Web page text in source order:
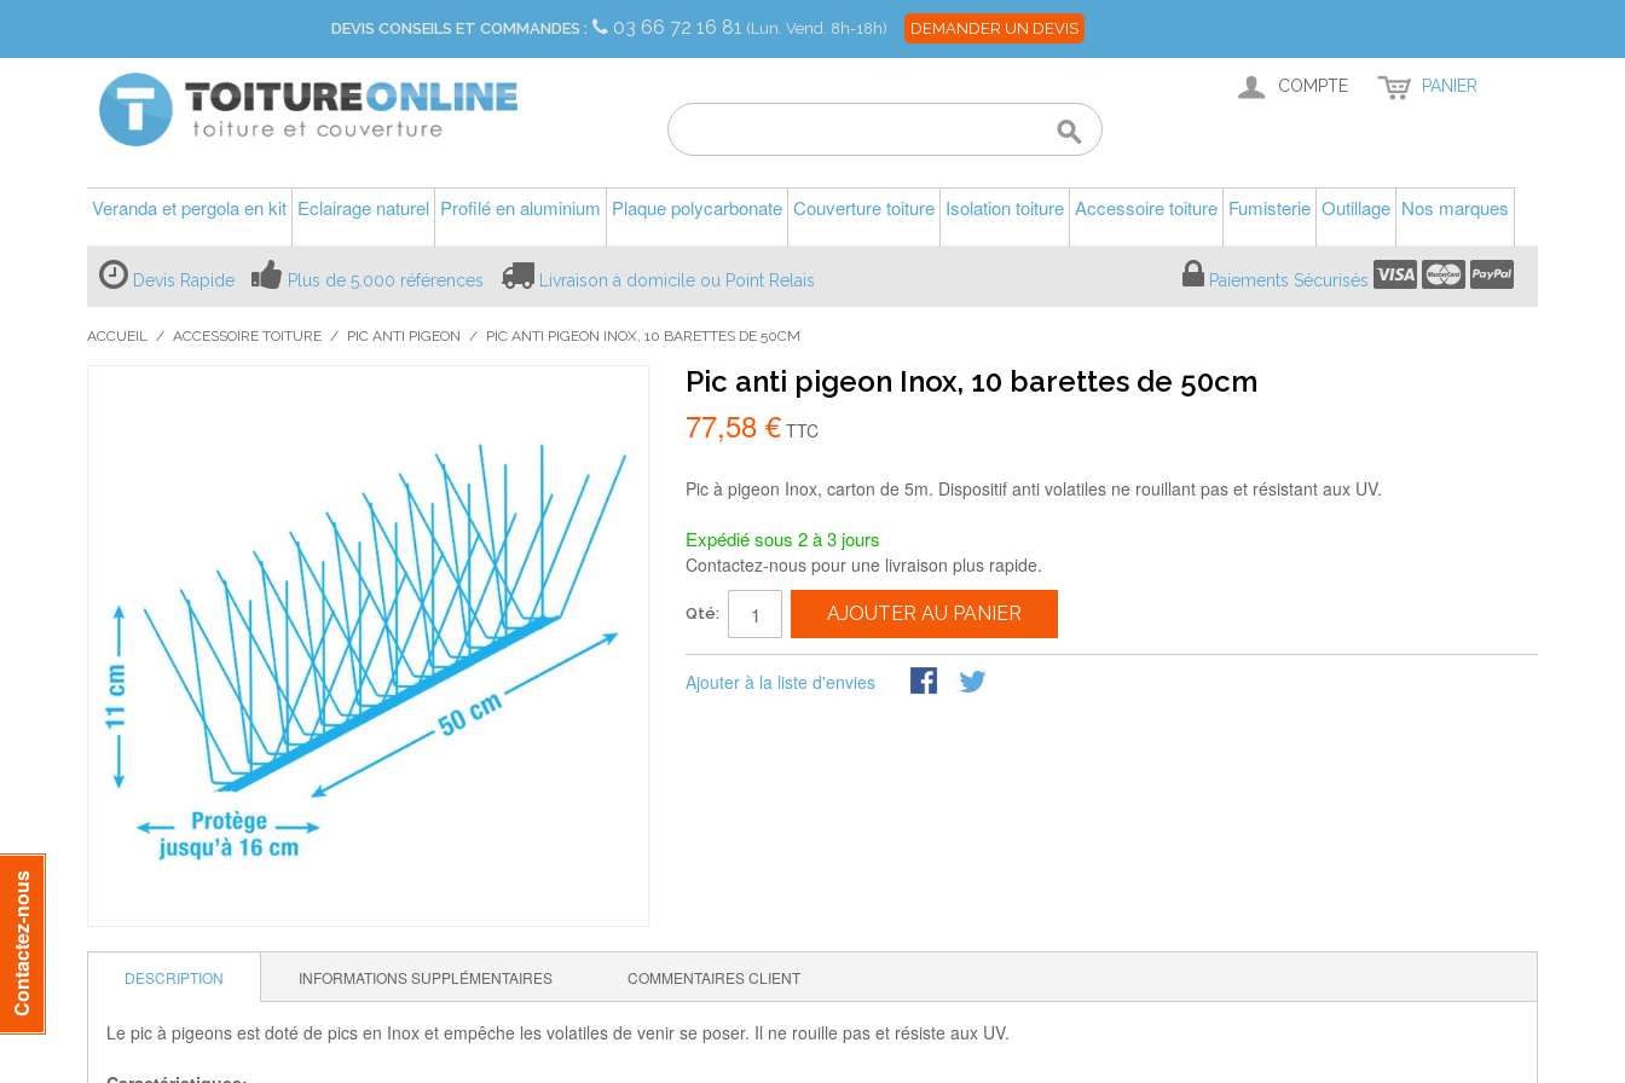
DEVIS CONSEILS ET COMMANDES : 03 66 72 16 81 (Lun. Vend. 8h-18h) DEMANDER UN DEVIS
COMPTE PANIER
Veranda et pergola en kit Eclairage naturel Profilé en aluminium Plaque polycarbonate Couverture toiture Isolation toiture Accessoire toiture Fumisterie Outillage Nos marques
Devis Rapide Plus de 5.000 références Livraison à domicile ou Point Relais Paiements Sécurisés
ACCUEIL / ACCESSOIRE TOITURE / PIC ANTI PIGEON / PIC ANTI PIGEON INOX, 10 BARETTES DE 50CM
Pic anti pigeon Inox, 10 barettes de 50cm
77,58 € TTC
Pic à pigeon Inox, carton de 5m. Dispositif anti volatiles ne rouillant pas et résistant aux UV.
Expédié sous 2 à 3 jours
Contactez-nous pour une livraison plus rapide.
Qté: AJOUTER AU PANIER
Ajouter à la liste d'envies
DESCRIPTION INFORMATIONS SUPPLÉMENTAIRES COMMENTAIRES CLIENT
Le pic à pigeons est doté de pics en Inox et empêche les volatiles de venir se poser. Il ne rouille pas et résiste aux UV.
Contactez-nous